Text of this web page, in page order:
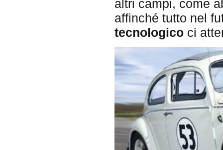
altri campi, come
affinché tutto nel
tecnologico ci